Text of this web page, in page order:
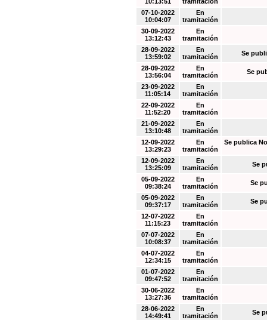
07-10-2022
10:04:07
En
tramitación
30-09-2022
13:12:43
En
tramitación
28-09-2022
13:59:02
En
tramitación
Se
28-09-2022
13:56:04
En
tramitación
Se
23-09-2022
11:05:14
En
tramitación
22-09-2022
11:52:20
En
tramitación
21-09-2022
13:10:48
En
tramitación
12-09-2022
13:29:23
En
tramitación
Se publica
12-09-2022
13:25:09
En
tramitación
Se
05-09-2022
09:38:24
En
tramitación
Se
05-09-2022
09:37:17
En
tramitación
Se
12-07-2022
11:15:23
En
tramitación
07-07-2022
10:08:37
En
tramitación
04-07-2022
12:34:15
En
tramitación
01-07-2022
09:47:52
En
tramitación
30-06-2022
13:27:36
En
tramitación
28-06-2022
14:49:41
En
tramitación
Se